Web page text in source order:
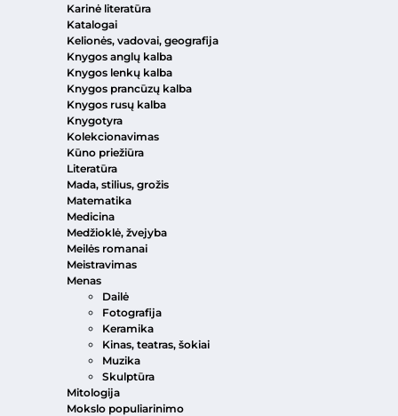
Karinė literatūra
Katalogai
Kelionės, vadovai, geografija
Knygos anglų kalba
Knygos lenkų kalba
Knygos prancūzų kalba
Knygos rusų kalba
Knygotyra
Kolekcionavimas
Kūno priežiūra
Literatūra
Mada, stilius, grožis
Matematika
Medicina
Medžioklė, žvejyba
Meilės romanai
Meistravimas
Menas
Dailė
Fotografija
Keramika
Kinas, teatras, šokiai
Muzika
Skulptūra
Mitologija
Mokslo populiarinimo